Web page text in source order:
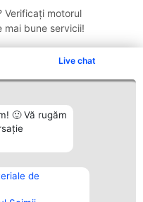
Live chat
🙂 Vă rugăm
de
Verificați motorul
mai bune servicii!
Contact